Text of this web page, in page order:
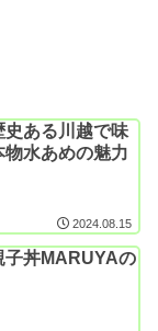
史ある川越で味
水あめの魅力
2024.08.15
子丼MARUYAの